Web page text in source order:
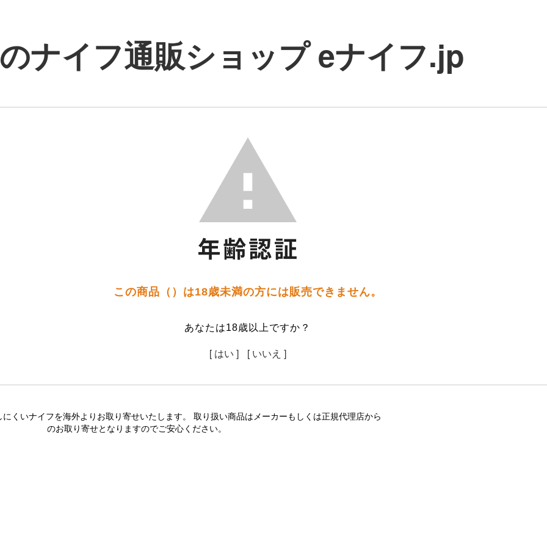
ナイフ通販ショップ eナイフ.jp
この商品（）は18歳未満の方には販売できません。
あなたは18歳以上ですか？
[ はい ] [ いいえ ]
くいナイフを海外よりお取り寄せいたします。 取り扱い商品はメーカーもしくは正規代理店から
のお取り寄せとなりますのでご安心ください。